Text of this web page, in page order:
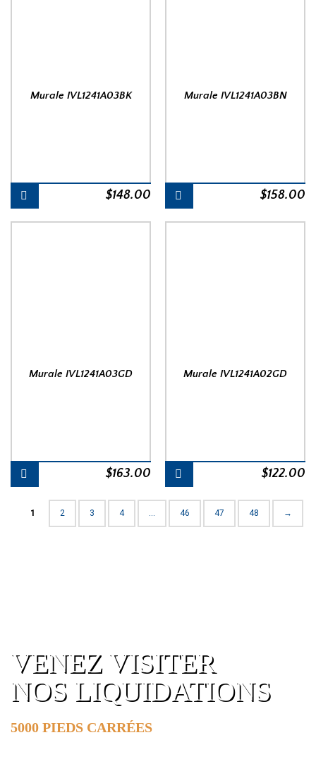
Murale IVL1241A03BK
$148.00
Murale IVL1241A03BN
$158.00
Murale IVL1241A03GD
$163.00
Murale IVL1241A02GD
$122.00
1 2 3 4 … 46 47 48 →
VENEZ VISITER
NOS LIQUIDATIONS
5000 PIEDS CARRÉES